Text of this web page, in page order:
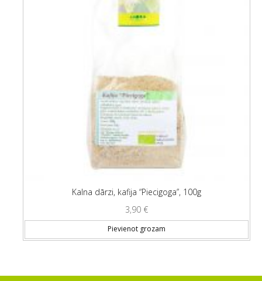
Kalna dārzi, kafija “Piecigoga”, 100g
3,90 €
Pievienot grozam